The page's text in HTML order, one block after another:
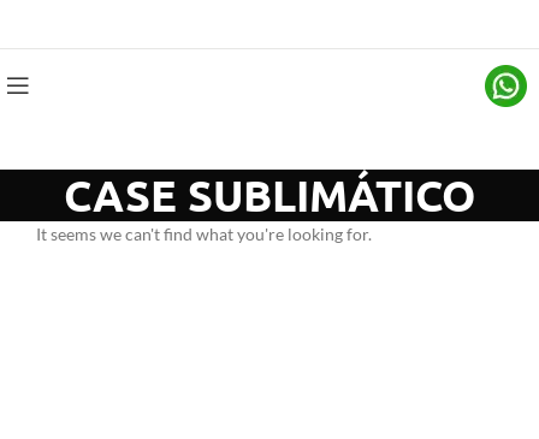
CASE SUBLIMÁTICO
It seems we can't find what you're looking for.